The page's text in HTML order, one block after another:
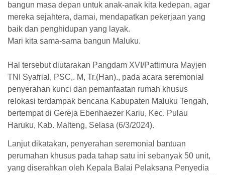
bangun masa depan untuk anak-anak kita kedepan, agar
mereka sejahtera, damai, mendapatkan pekerjaan yang
baik dan penghidupan yang layak.
Mari kita sama-sama bangun Maluku.
Hal tersebut diutarakan Pangdam XVI/Pattimura Mayjen
TNI Syafrial, PSC,. M, Tr.(Han)., pada acara seremonial
penyerahan kunci dan pemanfaatan rumah khusus
relokasi terdampak bencana Kabupaten Maluku Tengah,
bertempat di Gereja Ebenhaezer Kariu, Kec. Pulau
Haruku, Kab. Malteng, Selasa (6/3/2024).
Lanjut dikatakan, penyerahan seremonial bantuan
perumahan khusus pada tahap satu ini sebanyak 50 unit,
yang diserahkan oleh Kepala Balai Pelaksana Penyedia